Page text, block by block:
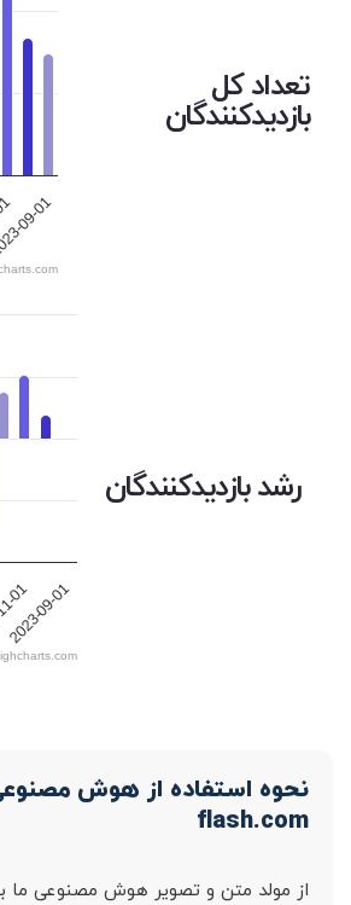
تعداد کل
بازدیدکنندگان
09-01
رشد بازدیدکنندگان
01
2023-09-01
flash.com
از مولد متن و تصویر هوش مصنوعی ما